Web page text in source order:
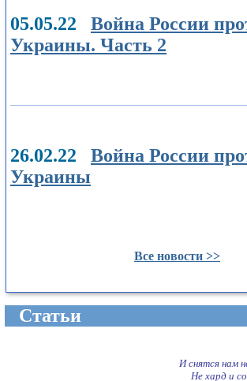
05.05.22 Война России
Украины. Часть 2
26.02.22 Война России
Украины
Все новости >>
Cтатьи
И снятся нам
Не хард и